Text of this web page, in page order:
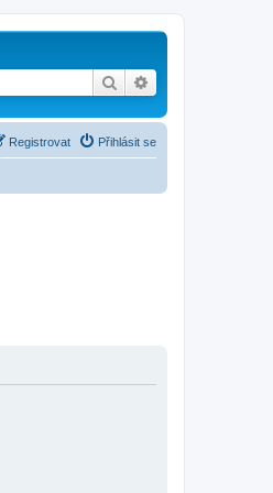
Hledat
Přihlásit se
Registrovat